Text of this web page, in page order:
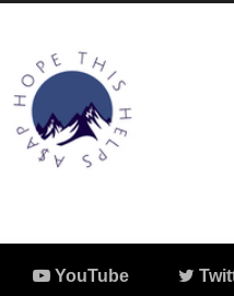
YouTube